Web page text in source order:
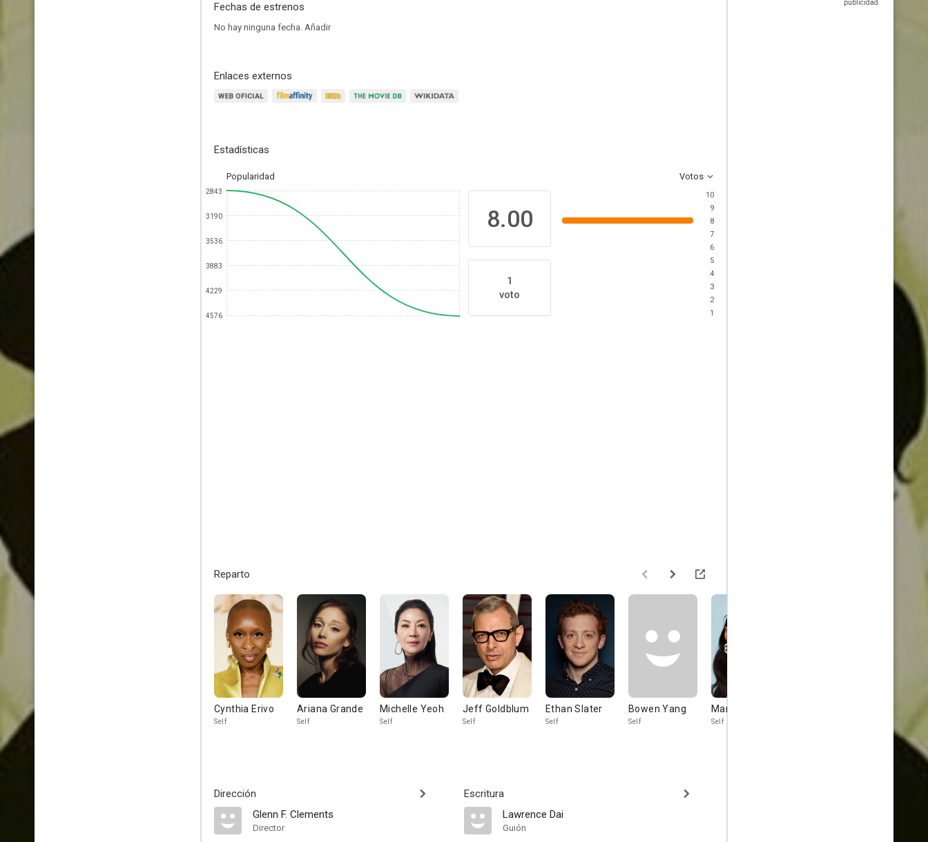
Fechas de estrenos
No hay ninguna fecha. Añadir
Enlaces externos
Estadísticas
Popularidad Votos
2843
3190
3536
3883
4229
4576
8.00
1
voto
10
9
8
7
6
5
4
3
2
1
Reparto
Cynthia Erivo
Self
Ariana Grande
Self
Michelle Yeoh
Self
Jeff Goldblum
Self
Ethan Slater
Self
Bowen Yang
Self
Marissa Bode
Self
Dirección
Glenn F. Clements
Director
Escritura
Lawrence Dai
Guión